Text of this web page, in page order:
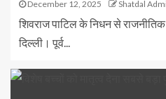
December 12, 2025 Shatdal
शिवराज पाटिल के निधन से
दिल्ली। पूर्व...